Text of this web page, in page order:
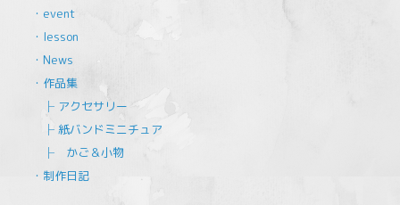
・event
・lesson
・News
・作品集
├ アクセサリー
├ 紙バンドミニチュア
├ かご＆小物
・制作日記